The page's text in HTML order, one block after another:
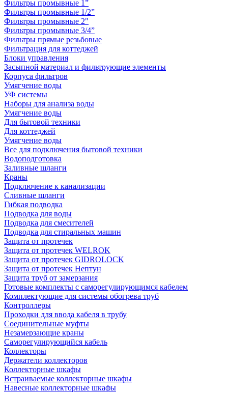
Фильтры промывные 1”
Фильтры промывные 1/2”
Фильтры промывные 2"
Фильтры промывные 3/4”
Фильтры прямые резьбовые
Фильтрация для коттеджей
Блоки управления
Засыпной материал и фильтрующие элементы
Корпуса фильтров
Умягчение воды
УФ системы
Наборы для анализа воды
Умягчение воды
Для бытовой техники
Для коттеджей
Умягчение воды
Все для подключения бытовой техники
Водоподготовка
Заливные шланги
Краны
Подключение к канализации
Сливные шланги
Гибкая подводка
Подводка для воды
Подводка для смесителей
Подводка для стиральных машин
Защита от протечек
Защита от протечек WELROK
Защита от протечек GIDROLOCK
Защита от протечек Нептун
Защита труб от замерзания
Готовые комплекты с саморегулирующимся кабелем
Комплектующие для системы обогрева труб
Контроллеры
Проходки для ввода кабеля в трубу
Соединительные муфты
Незамерзающие краны
Саморегулирующийся кабель
Коллекторы
Держатели коллекторов
Коллекторные шкафы
Встраиваемые коллекторные шкафы
Навесные коллекторные шкафы